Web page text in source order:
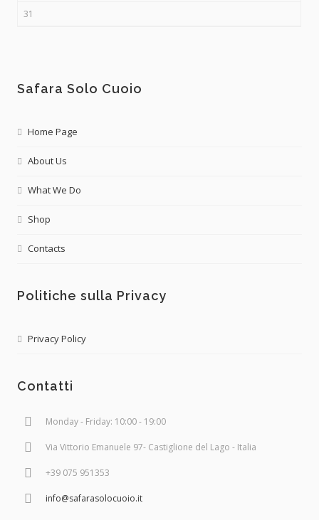
31
Safara Solo Cuoio
Home Page
About Us
What We Do
Shop
Contacts
Politiche sulla Privacy
Privacy Policy
Contatti
Monday - Friday: 10:00 - 19:00
Via Vittorio Emanuele 97- Castiglione del Lago - Italia
+39 075 951353
info@safarasolocuoio.it